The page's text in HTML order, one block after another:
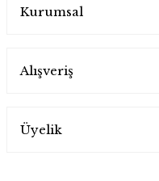
Kurumsal
Alışveriş
Üyelik